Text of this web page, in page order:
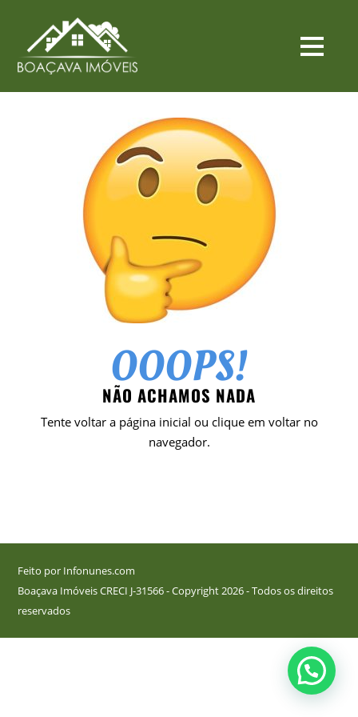
OOOPS!
NÃO ACHAMOS NADA
Tente voltar a página inicial ou clique em voltar no
navegador.
Feito por Infonunes.com
Boaçava Imóveis CRECI J-31566 - Copyright 2026 - Todos os direitos
reservados